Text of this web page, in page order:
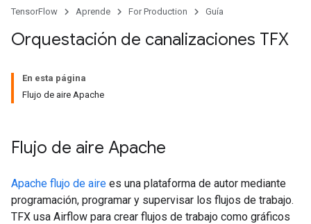
TensorFlow Aprende For Production Guía
Orquestación de canalizaciones TFX
En esta página
Flujo de aire Apache
Flujo de aire Apache
Apache flujo de aire es una plataforma de autor mediante
programación, programar y supervisar los flujos de trabajo.
TFX usa Airflow para crear flujos de trabajo como gráficos